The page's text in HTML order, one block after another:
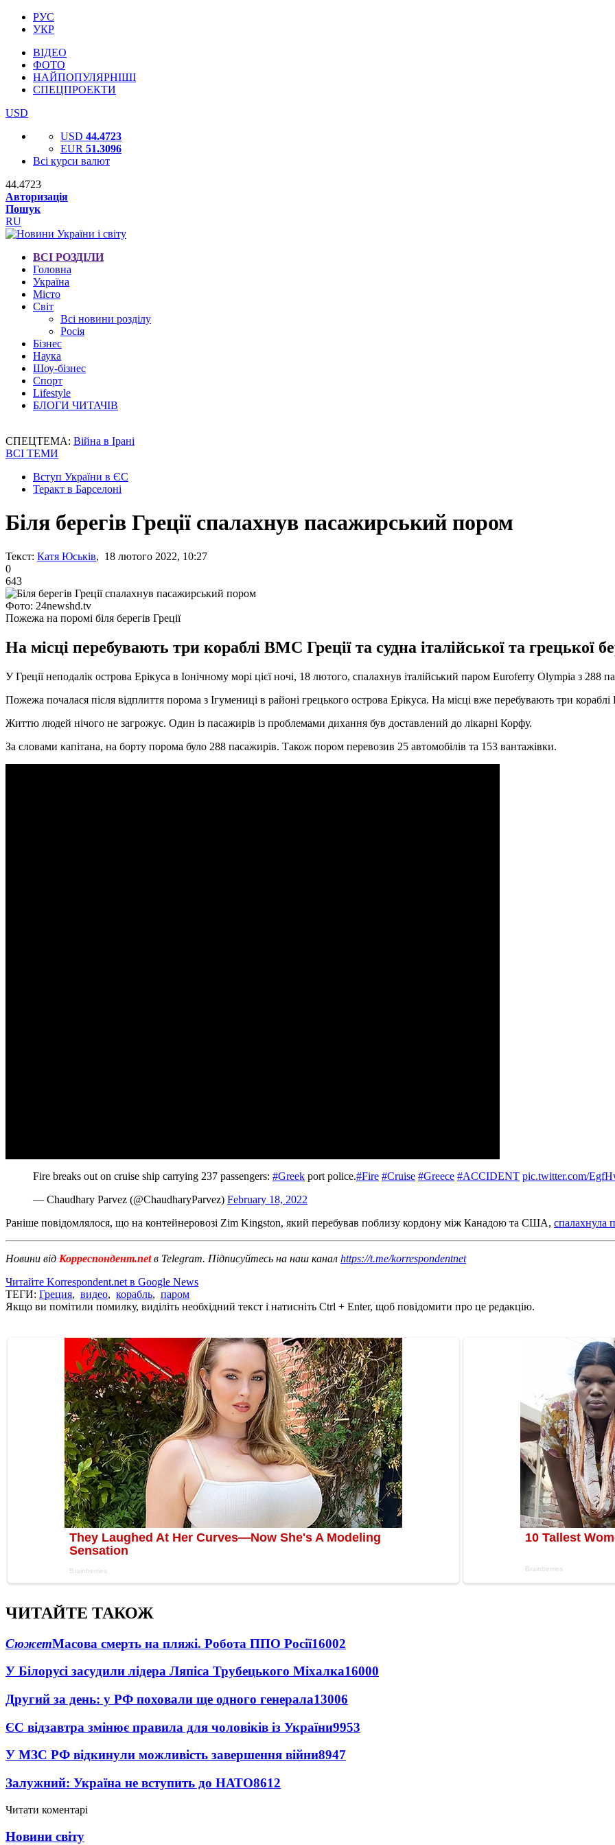
РУС
УКР
ВІДЕО
ФОТО
НАЙПОПУЛЯРНІШІ
СПЕЦПРОЕКТИ
USD
USD 44.4723
EUR 51.3096
Всі курси валют
44.4723
Авторизація
Пошук
RU
ВСІ РОЗДІЛИ
Головна
Україна
Місто
Світ
Всі новини розділу
Росія
Бізнес
Наука
Шоу-бізнес
Спорт
Lifestyle
БЛОГИ ЧИТАЧІВ
СПЕЦТЕМА: Війна в Ірані
ВСІ ТЕМИ
Вступ України в ЄС
Теракт в Барселоні
Біля берегів Греції спалахнув пасажирський пором
Текст: Катя Юськів, 18 лютого 2022, 10:27
0
643
Фото: 24newshd.tv
Пожежа на поромі біля берегів Греції
На місці перебувають три кораблі ВМС Греції та судна італійської та грецької
У Греції неподалік острова Ерікуса в Іонічному морі цієї ночі, 18 лютого, спалахнув італійський паром Euroferry Olympia з 288
Пожежа почалася після відплиття порома з Ігумениці в районі грецького острова Ерікуса. На місці вже перебувають три кораблі
Життю людей нічого не загрожує. Один із пасажирів із проблемами дихання був доставлений до лікарні Корфу.
За словами капітана, на борту порома було 288 пасажирів. Також пором перевозив 25 автомобілів та 153 вантажівки.
Fire breaks out on cruise ship carrying 237 passengers: #Greek port police.#Fire #Cruise #Greece #ACCIDENT pic.twitter.com/
— Chaudhary Parvez (@ChaudharyParvez) February 18, 2022
Раніше повідомлялося, що на контейнеровозі Zim Kingston, який перебував поблизу кордону між Канадою та США, спалахнула
Новини від Корреспондент.netв Telegram. Підписуйтесь на наш канал https://t.me/korrespondentnet
Читайте Korrespondent.net в Google News
ТЕГИ: Греция, видео, корабль, паром
Якщо ви помітили помилку, виділіть необхідний текст і натисніть Ctrl + Enter, щоб повідомити про це редакцію.
ЧИТАЙТЕ ТАКОЖ
СюжетМасова смерть на пляжі. Робота ППО Росії16002
У Білорусі засудили лідера Ляпіса Трубецького Міхалка16000
Другий за день: у РФ поховали ще одного генерала13006
ЄС відзавтра змінює правила для чоловіків із України9953
У МЗС РФ відкинули можливість завершення війни8947
Залужний: Україна не вступить до НАТО8612
Читати коментарі
Новини світу